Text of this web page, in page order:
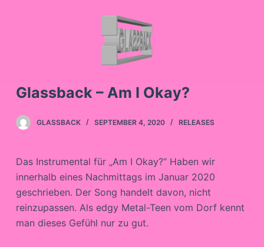
h
p
n
g
Glassback – Am I Okay?
GLASSBACK SEPTEMBER 4, 2020 RELEASES
Das Instrumental für „Am I Okay?“ Haben wir
innerhalb eines Nachmittags im Januar 2020
geschrieben. Der Song handelt davon, nicht
reinzupassen. Als edgy Metal-Teen vom Dorf kennt
man dieses Gefühl nur zu gut.